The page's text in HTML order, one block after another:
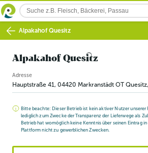
Alpakahof Quesitz
Alpakahof Quesitz
Adresse
Hauptstraße 41 , 04420 Markranstädt OT Quesitz
Bitte beachte: Dieser Betrieb ist kein aktiver Nutzer unserer
lediglich zum Zwecke der Transparenz der Lieferwege als
Betrieb hat womöglich keine Kenntnis über seinen Eintrag
Plattform nicht zu gewerblichen Zwecken.